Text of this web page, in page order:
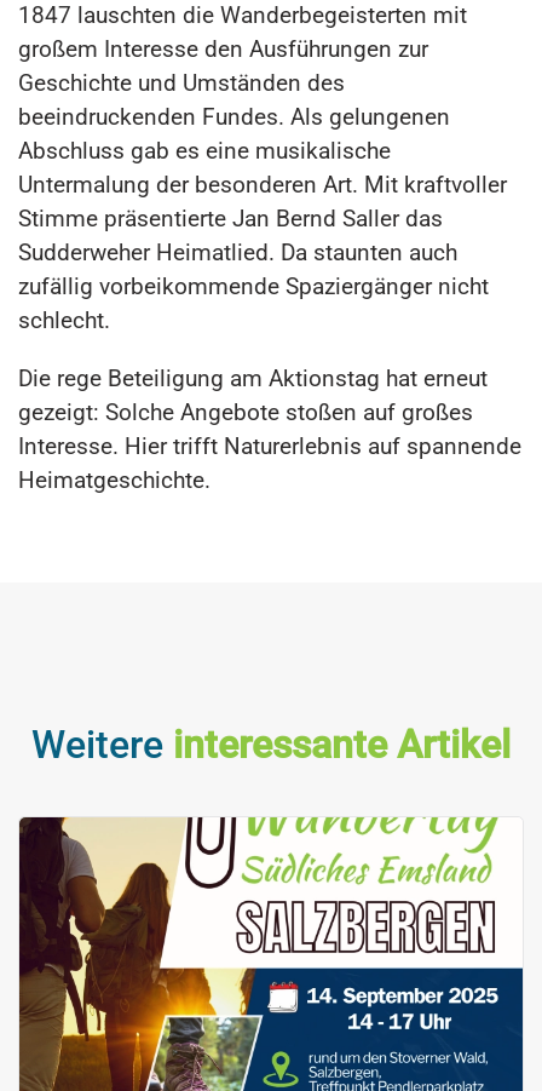
1847 lauschten die Wanderbegeisterten mit
großem Interesse den Ausführungen zur
Geschichte und Umständen des
beeindruckenden Fundes. Als gelungenen
Abschluss gab es eine musikalische
Untermalung der besonderen Art. Mit kraftvoller
Stimme präsentierte Jan Bernd Saller das
Sudderweher Heimatlied. Da staunten auch
zufällig vorbeikommende Spaziergänger nicht
schlecht.
Die rege Beteiligung am Aktionstag hat erneut
gezeigt: Solche Angebote stoßen auf großes
Interesse. Hier trifft Naturerlebnis auf spannende
Heimatgeschichte.
Weitere interessante Artikel